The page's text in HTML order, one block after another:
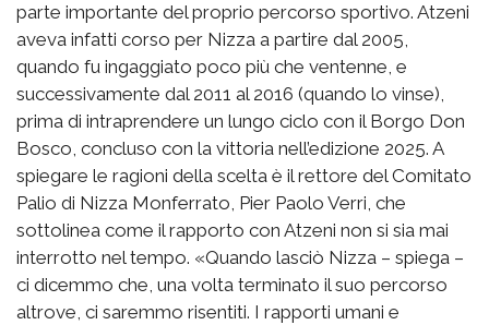
parte importante del proprio percorso sportivo. Atzeni
aveva infatti corso per Nizza a partire dal 2005,
quando fu ingaggiato poco più che ventenne, e
successivamente dal 2011 al 2016 (quando lo vinse),
prima di intraprendere un lungo ciclo con il Borgo Don
Bosco, concluso con la vittoria nell’edizione 2025. A
spiegare le ragioni della scelta è il rettore del Comitato
Palio di Nizza Monferrato, Pier Paolo Verri, che
sottolinea come il rapporto con Atzeni non si sia mai
interrotto nel tempo. «Quando lasciò Nizza – spiega –
ci dicemmo che, una volta terminato il suo percorso
altrove, ci saremmo risentiti. I rapporti umani e